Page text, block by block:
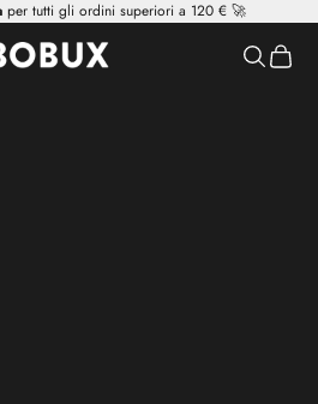
per tutti gli ordini superiori a 120 € 🚀
Tiggle - Distributor Mostra il